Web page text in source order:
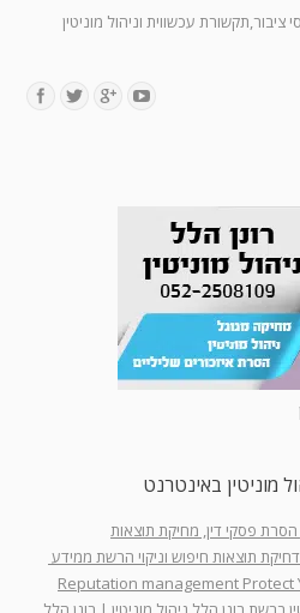
עכשווית וניהול מוניטין
מוניטין באינטרנט
הסרת פסקי דין, מחיקת תוצאות
תוצאות חיפוש וניקוי הרשת ממידע
Reputation management Protect